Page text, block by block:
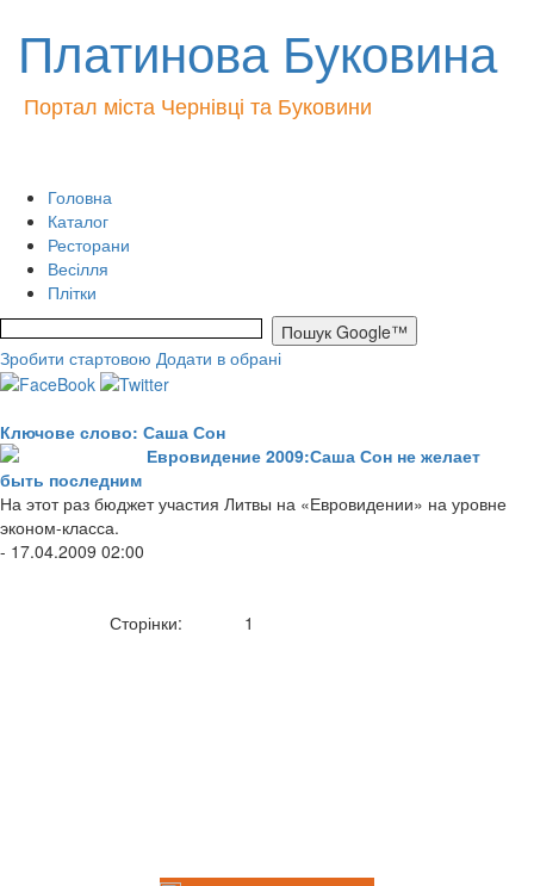
Платинова Буковина
Портал міста Чернівці та Буковини
Головна
Каталог
Ресторани
Весілля
Плітки
Зробити стартовою Додати в обрані
Ключове слово: Саша Сон
Евровидение 2009:Саша Сон не желает
быть последним
На этот раз бюджет участия Литвы на «Евровидении» на уровне
эконом-класса.
- 17.04.2009 02:00
Сторінки: 1